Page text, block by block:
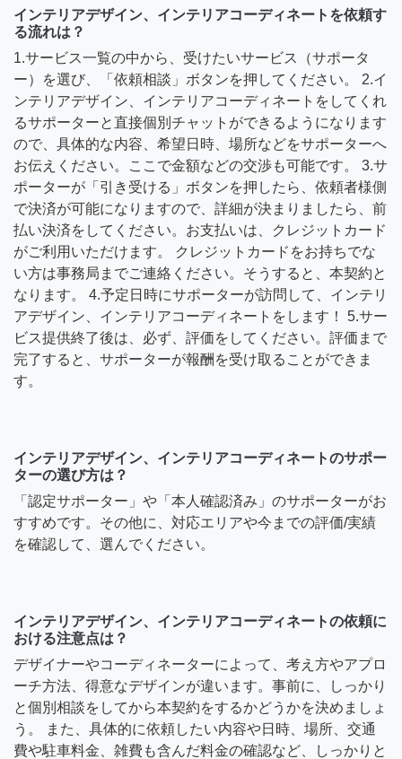
インテリアデザイン、インテリアコーディネートを依頼す
る流れは？
1.サービス一覧の中から、受けたいサービス（サポータ
ー）を選び、「依頼相談」ボタンを押してください。 2.イ
ンテリアデザイン、インテリアコーディネートをしてくれ
るサポーターと直接個別チャットができるようになります
ので、具体的な内容、希望日時、場所などをサポーターへ
お伝えください。ここで金額などの交渉も可能です。 3.サ
ポーターが「引き受ける」ボタンを押したら、依頼者様側
で決済が可能になりますので、詳細が決まりましたら、前
払い決済をしてください。お支払いは、クレジットカード
がご利用いただけます。 クレジットカードをお持ちでな
い方は事務局までご連絡ください。そうすると、本契約と
なります。 4.予定日時にサポーターが訪問して、インテリ
アデザイン、インテリアコーディネートをします！ 5.サー
ビス提供終了後は、必ず、評価をしてください。評価まで
完了すると、サポーターが報酬を受け取ることができま
す。
インテリアデザイン、インテリアコーディネートのサポー
ターの選び方は？
「認定サポーター」や「本人確認済み」のサポーターがお
すすめです。その他に、対応エリアや今までの評価/実績
を確認して、選んでください。
インテリアデザイン、インテリアコーディネートの依頼に
おける注意点は？
デザイナーやコーディネーターによって、考え方やアプロ
ーチ方法、得意なデザインが違います。事前に、しっかり
と個別相談をしてから本契約をするかどうかを決めましょ
う。 また、具体的に依頼したい内容や日時、場所、交通
費や駐車料金、雑費も含んだ料金の確認など、しっかりと